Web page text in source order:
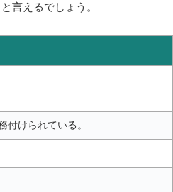
言えるでしょう。
けられている。